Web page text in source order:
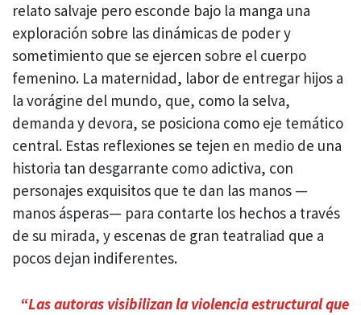
relato salvaje pero esconde bajo la manga una
exploración sobre las dinámicas de poder y
sometimiento que se ejercen sobre el cuerpo
femenino. La maternidad, labor de entregar hijos a
la vorágine del mundo, que, como la selva,
demanda y devora, se posiciona como eje temático
central. Estas reflexiones se tejen en medio de una
historia tan desgarrante como adictiva, con
personajes exquisitos que te dan las manos —
manos ásperas— para contarte los hechos a través
de su mirada, y escenas de gran teatraliad que a
pocos dejan indiferentes.
“Las autoras visibilizan la violencia estructural que